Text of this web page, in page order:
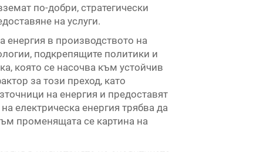
по-добри, стратегически
на услуги.
енергия в производството на
подкрепящите политики и
която се насочва към устойчив
за този преход, като
на енергия и предоставят
електрическа енергия трябва да
променящата се картина на